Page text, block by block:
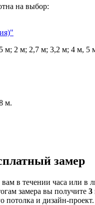
на выбор:
м; 2 м; 2,7 м; 3,2 м; 4 м, 5
м.
замер
в течении часа или в
замера вы получите 3
потолка и дизайн-проект.